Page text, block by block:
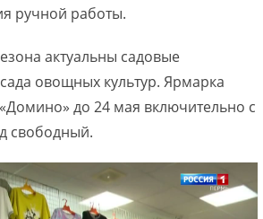
ручной работы.
актуальны садовые
овощных культур. Ярмарка
до 24 мая включительно с
свободный.